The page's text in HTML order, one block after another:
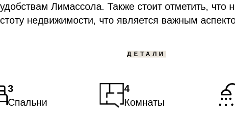
Лимассола. Также стоит отметить, что
недвижимости, что является важным
ДЕТАЛИ
3
Спальни
4
Комнаты